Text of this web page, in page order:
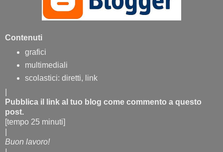
Contenuti
grafici
multimediali
scolastici: diretti, link
Pubblica il link al tuo blog come commento a questo
post.
[tempo 25 minuti]
Buon lavoro!